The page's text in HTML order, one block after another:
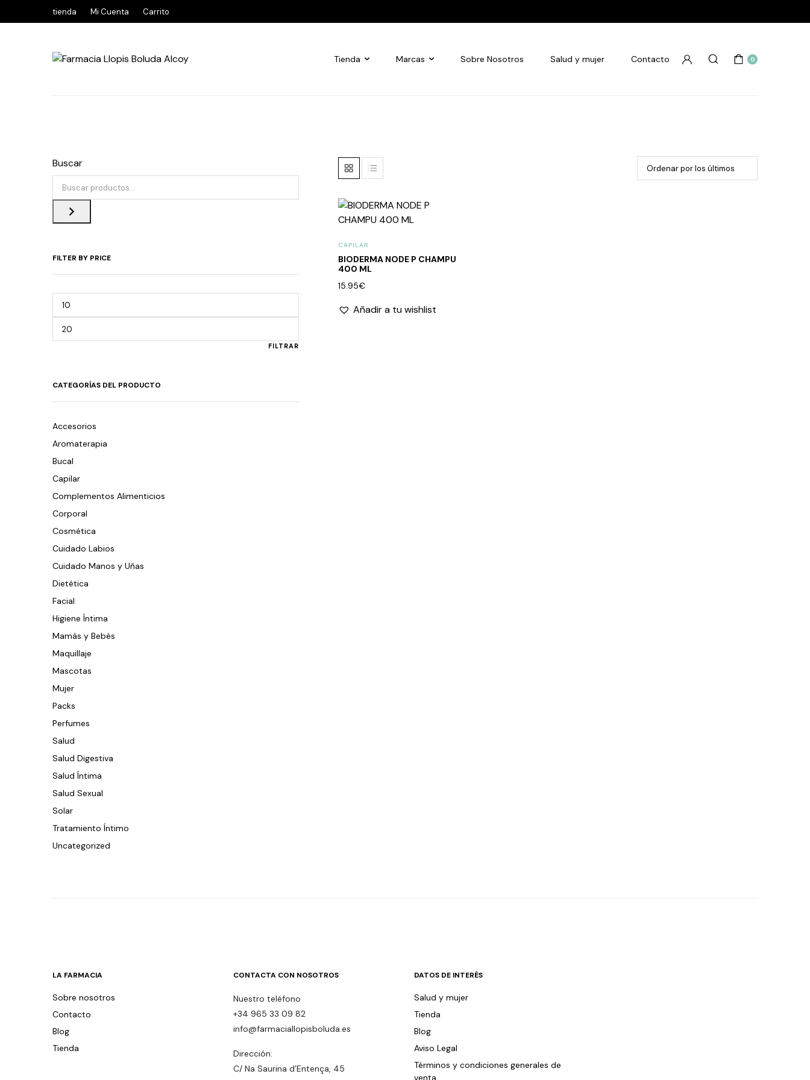
tienda Mi Cuenta Carrito
Tienda Marcas Sobre Nosotros Salud y mujer Contacto 0
Buscar
FILTER BY PRICE
mínimo
máximo
FILTRAR
CATEGORÍAS DEL PRODUCTO
Accesorios
Aromaterapia
Bucal
Capilar
Complementos Alimenticios
Corporal
Cosmética
Cuidado Labios
Cuidado Manos y Uñas
Dietética
Facial
Higiene Íntima
Mamás y Bebés
Maquillaje
Mascotas
Mujer
Packs
Perfumes
Salud
Salud Digestiva
Salud Íntima
Salud Sexual
Solar
Tratamiento Íntimo
Uncategorized
CAPILAR
BIODERMA NODE P CHAMPU
400 ML
15.95€
Añadir a tu wishlist
LA FARMACIA
Sobre nosotros
Contacto
Blog
Tienda
CONTACTA CON NOSOTROS
Nuestro teléfono
+34 965 33 09 82
info@farmaciallopisboluda.es
Dirección:
C/ Na Saurina d’Entença, 45
DATOS DE INTERÉS
Salud y mujer
Tienda
Blog
Aviso Legal
Términos y condiciones generales de
venta